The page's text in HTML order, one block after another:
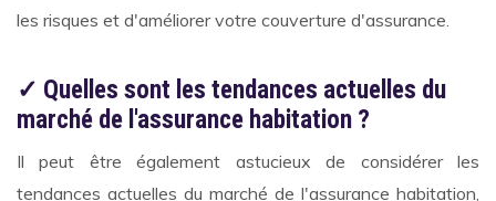
les risques et d'améliorer votre couverture d'assurance.
✓ Quelles sont les tendances actuelles du
marché de l'assurance habitation ?
Il peut être également astucieux de considérer les
tendances actuelles du marché de l'assurance habitation,